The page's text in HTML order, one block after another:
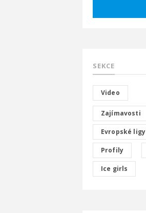
SEKCE
Video
Zajímavosti
Evropské ligy
Profily
Ice girls